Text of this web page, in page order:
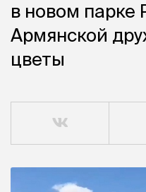
в новом парке
Армянской
цветы